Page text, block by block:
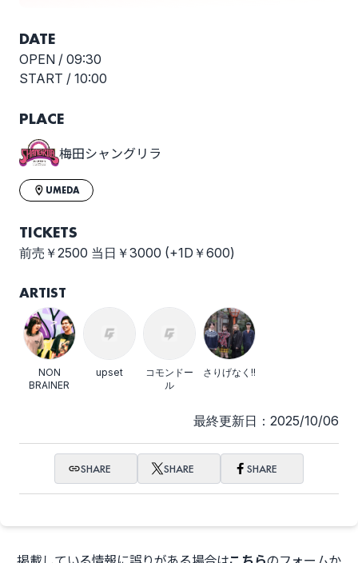
DATE
OPEN / 09:30
START / 10:00
PLACE
梅田シャングリラ
UMEDA
TICKETS
前売￥2500 当日￥3000 (+1D￥600)
ARTIST
NON
BRAINER
upset
コモンドー
ル
さりげなく!!
最終更新日：2025/10/06
SHARE SHARE SHARE